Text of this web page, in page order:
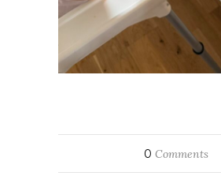
0 Comments